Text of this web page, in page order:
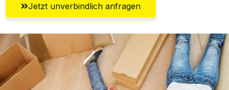
Jetzt unverbindlich anfragen